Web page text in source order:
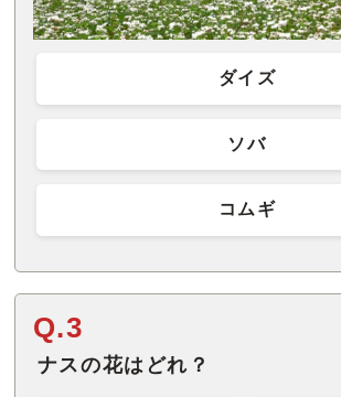
ダイズ
ソバ
コムギ
Q.3
ナスの花はどれ？